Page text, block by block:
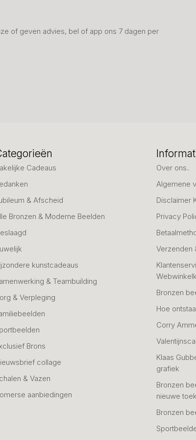
of geven advies, bel of app ons 7 dagen per
Cadeaus
& Afscheid
Bronzen & Moderne Beelden
kunstcadeaus
& Teambuilding
& Verpleging
Brons
collage
& Vazen
aanbiedingen
Over ons..
Algemene
Disclaimer
Privacy
Verzenden
Bronzen
Hoe
Corry
Klaas
grafiek
Bronzen
nieuwe
Bronzen